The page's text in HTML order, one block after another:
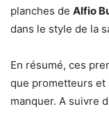
planches de Alfio
dans le style de la
En résumé, ces
que prometteurs et
manquer. A suivre